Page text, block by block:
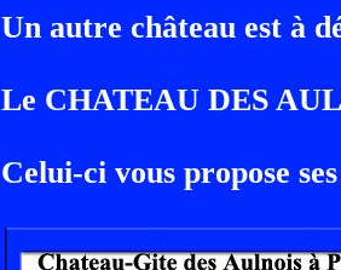
Un autre château est à
Le CHATEAU DES
Celui-ci vous propose